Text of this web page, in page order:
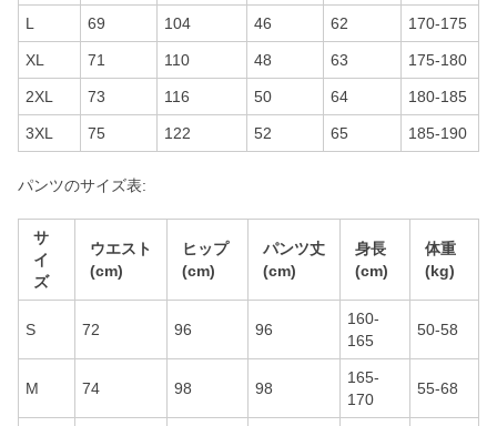
L 69 104 46 62 170-175
XL 71 110 48 63 175-180
2XL 73 116 50 64 180-185
3XL 75 122 52 65 185-190
パンツのサイズ表:
サ
イ
ズ
ウエスト
(cm)
ヒップ
(cm)
パンツ丈
(cm)
身長
(cm)
体重
(kg)
S 72 96 96
160-
165
50-58
M 74 98 98
165-
170
55-68